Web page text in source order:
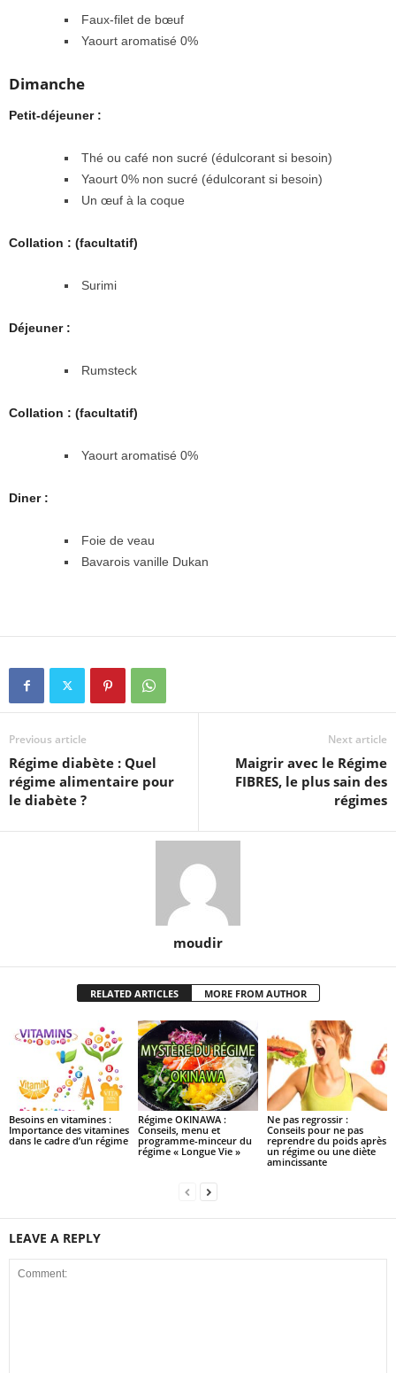
Faux-filet de bœuf
Yaourt aromatisé 0%
Dimanche
Petit-déjeuner :
Thé ou café non sucré (édulcorant si besoin)
Yaourt 0% non sucré (édulcorant si besoin)
Un œuf à la coque
Collation : (facultatif)
Surimi
Déjeuner :
Rumsteck
Collation : (facultatif)
Yaourt aromatisé 0%
Diner :
Foie de veau
Bavarois vanille Dukan
Previous article
Régime diabète : Quel
régime alimentaire pour
le diabète ?
Next article
Maigrir avec le Régime
FIBRES, le plus sain des
régimes
moudir
RELATED ARTICLES MORE FROM AUTHOR
Besoins en vitamines :
Importance des vitamines
dans le cadre d’un régime
Régime OKINAWA :
Conseils, menu et
programme-minceur du
régime « Longue Vie »
Ne pas regrossir :
Conseils pour ne pas
reprendre du poids après
un régime ou une diète
amincissante
LEAVE A REPLY